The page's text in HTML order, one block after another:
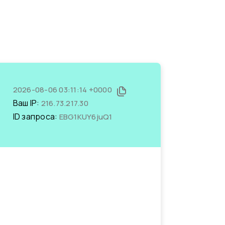
2026-08-06 03:11:14 +0000
Ваш IP: 216.73.217.30
ID запроса: EBG1KUY6juQ1